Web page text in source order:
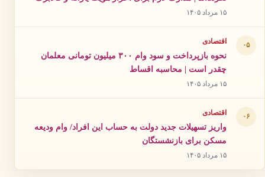
۱۵ مرداد ۱۴۰۵
۰۵ اقتصادی
نحوه بازپرداخت و سود وام ۳۰۰ میلیون تومانی معلمان
چقدر است | محاسبه اقساط
۱۵ مرداد ۱۴۰۵
۰۶ اقتصادی
واریز تسهیلات جدید دولت به حساب این افراد/ وام ودیعه
مسکن برای بازنشستگان
۱۵ مرداد ۱۴۰۵